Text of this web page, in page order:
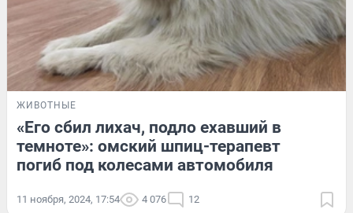
ЖИВОТНЫЕ
«Его сбил лихач, подло ехавший в
темноте»: омский шпиц-терапевт
погиб под колесами автомобиля
11 ноября, 2024, 17:54 4 076 12